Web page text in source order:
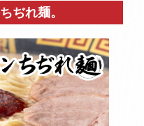
ぢれ麺。